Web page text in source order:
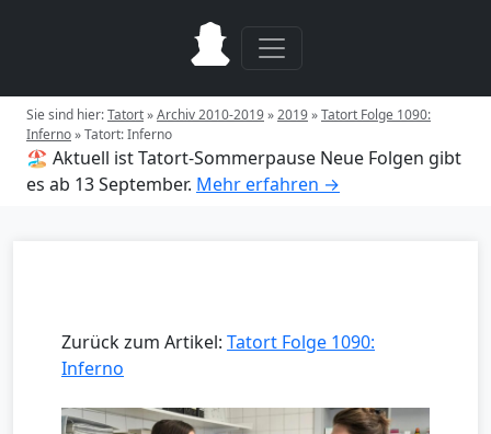
Sie sind hier:Tatort»Archiv 2010-2019»2019»Tatort Folge 1090:
Inferno»Tatort: Inferno
🏖️ Aktuell ist Tatort-Sommerpause Neue Folgen gibt
es ab 13 September. Mehr erfahren →
Zurück zum Artikel: Tatort Folge 1090:
Inferno